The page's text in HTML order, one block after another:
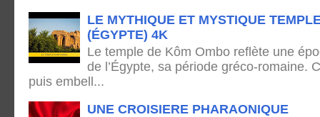
LE MYTHIQUE ET MYSTIQUE
(ÉGYPTE) 4K
Le temple de Kôm Ombo reflète une
de l’Égypte, sa période gréco-romaine.
puis embell...
UNE CROISIERE PHARAONIQUE